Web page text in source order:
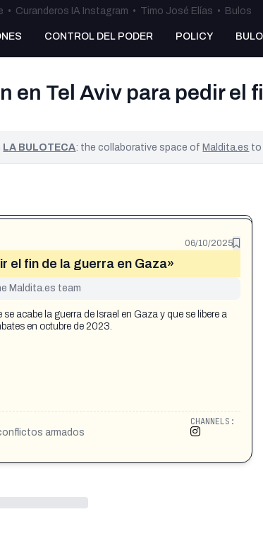
• Curanderos IA Instagram • Timo José Elías • Bulos
CONTROL DEL PODER POLICY
en Tel Aviv para pedir el
LA BULOTECA: the collaborative space ofMaldita.es to
06/10/2025
el fin de la guerra en Gaza»
Maldita.es team
acabe la guerra de Israel en Gaza y que se libere a
en octubre de 2023.
armados
CHANNELS: